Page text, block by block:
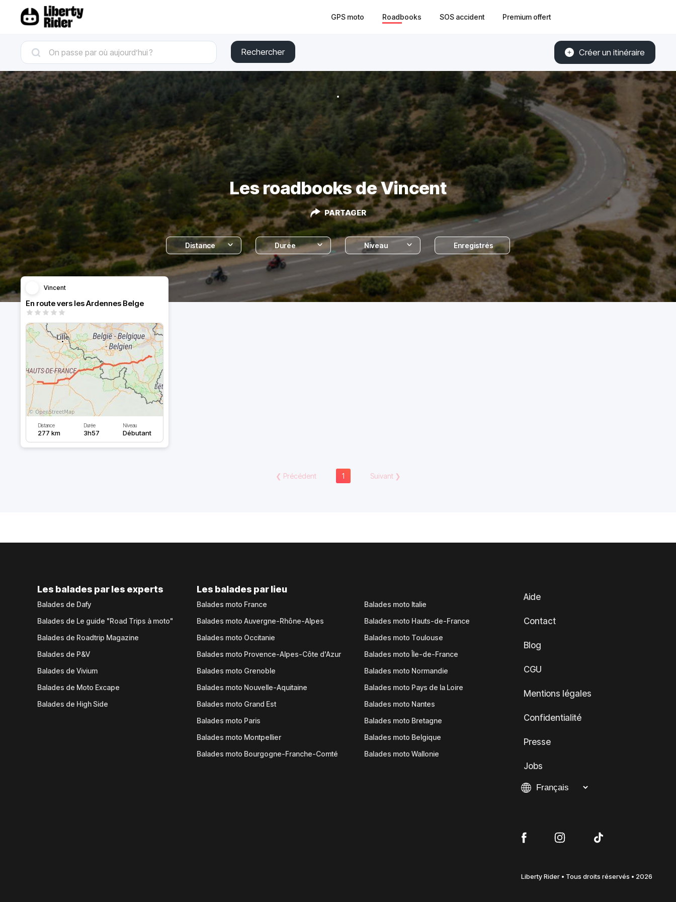
GPS moto Roadbooks SOS accident Premium offert
Rechercher Créer un itinéraire
Les roadbooks de Vincent
PARTAGER
Distance Durée Niveau Enregistrés
Vincent
En route vers les Ardennes Belge
Distance
277 km
Durée
3h57
Niveau
Débutant
❮ Précédent 1 Suivant❯
Les balades par les experts
Balades de Dafy
Balades de Le guide "Road Trips à moto"
Balades de Roadtrip Magazine
Balades de P&V
Balades de Vivium
Balades de Moto Excape
Balades de High Side
Les balades par lieu
Balades moto France
Balades moto Auvergne-Rhône-Alpes
Balades moto Occitanie
Balades moto Provence-Alpes-Côte d'Azur
Balades moto Grenoble
Balades moto Nouvelle-Aquitaine
Balades moto Grand Est
Balades moto Paris
Balades moto Montpellier
Balades moto Bourgogne-Franche-Comté
Balades moto Italie
Balades moto Hauts-de-France
Balades moto Toulouse
Balades moto Île-de-France
Balades moto Normandie
Balades moto Pays de la Loire
Balades moto Nantes
Balades moto Bretagne
Balades moto Belgique
Balades moto Wallonie
Aide
Contact
Blog
CGU
Mentions légales
Confidentialité
Presse
Jobs
Liberty Rider • Tous droits réservés • 2026